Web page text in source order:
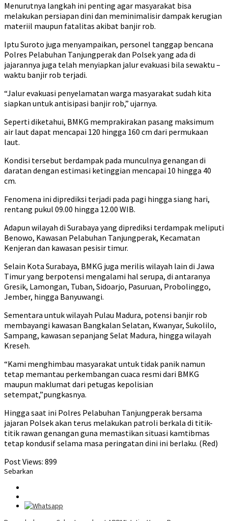
Menurutnya langkah ini penting agar masyarakat bisa
melakukan persiapan dini dan meminimalisir dampak kerugian
materiil maupun fatalitas akibat banjir rob.
Iptu Suroto juga menyampaikan, personel tanggap bencana
Polres Pelabuhan Tanjungperak dan Polsek yang ada di
jajarannya juga telah menyiapkan jalur evakuasi bila sewaktu –
waktu banjir rob terjadi.
“Jalur evakuasi penyelamatan warga masyarakat sudah kita
siapkan untuk antisipasi banjir rob,” ujarnya.
Seperti diketahui, BMKG memprakirakan pasang maksimum
air laut dapat mencapai 120 hingga 160 cm dari permukaan
laut.
Kondisi tersebut berdampak pada munculnya genangan di
daratan dengan estimasi ketinggian mencapai 10 hingga 40
cm.
Fenomena ini diprediksi terjadi pada pagi hingga siang hari,
rentang pukul 09.00 hingga 12.00 WIB.
Adapun wilayah di Surabaya yang diprediksi terdampak meliputi
Benowo, Kawasan Pelabuhan Tanjungperak, Kecamatan
Kenjeran dan kawasan pesisir timur.
Selain Kota Surabaya, BMKG juga merilis wilayah lain di Jawa
Timur yang berpotensi mengalami hal serupa, di antaranya
Gresik, Lamongan, Tuban, Sidoarjo, Pasuruan, Probolinggo,
Jember, hingga Banyuwangi.
Sementara untuk wilayah Pulau Madura, potensi banjir rob
membayangi kawasan Bangkalan Selatan, Kwanyar, Sukolilo,
Sampang, kawasan sepanjang Selat Madura, hingga wilayah
Kreseh.
“Kami menghimbau masyarakat untuk tidak panik namun
tetap memantau perkembangan cuaca resmi dari BMKG
maupun maklumat dari petugas kepolisian
setempat,”pungkasnya.
Hingga saat ini Polres Pelabuhan Tanjungperak bersama
jajaran Polsek akan terus melakukan patroli berkala di titik-
titik rawan genangan guna memastikan situasi kamtibmas
tetap kondusif selama masa peringatan dini ini berlaku. (Red)
Post Views: 899
Sebarkan